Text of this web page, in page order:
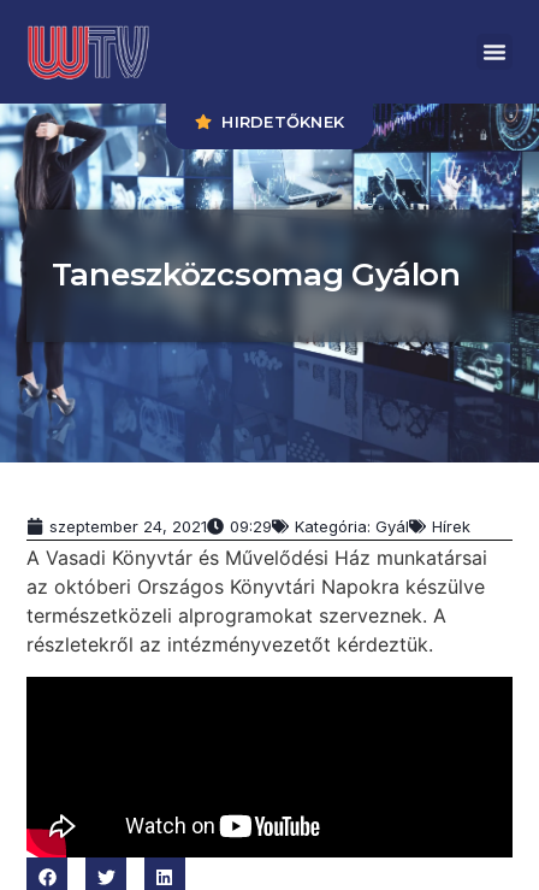
HIRDETŐKNEK
Taneszközcsomag Gyálon
szeptember 24, 2021 09:29 Kategória: Gyál Hírek
A Vasadi Könyvtár és Művelődési Ház munkatársai
az októberi Országos Könyvtári Napokra készülve
természetközeli alprogramokat szerveznek. A
részletekről az intézményvezetőt kérdeztük.